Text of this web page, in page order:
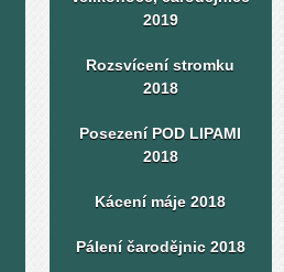
2019
Rozsvícení stromku
2018
Posezení POD LIPAMI
2018
Kácení máje 2018
Pálení čarodějnic 2018